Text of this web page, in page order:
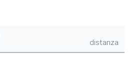
distanza